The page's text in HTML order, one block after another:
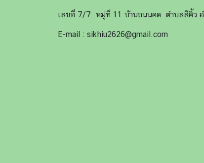
เลขที่ 7/7 หมู่ที่ 11 บ้านถนนคด ตำบลสีคิ้ว
E-mail : sikhiu2626@gmail.com